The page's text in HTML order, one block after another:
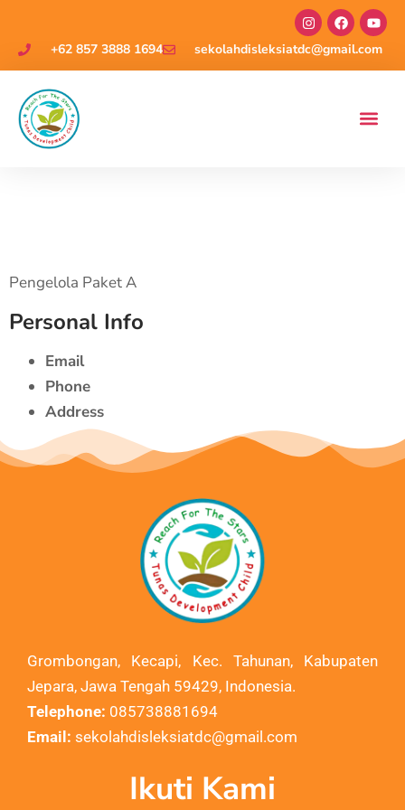
+62 857 3888 1694 sekolahdisleksiatdc@gmail.com
Pengelola Paket A
Personal Info
Email
Phone
Address
Grombongan, Kecapi, Kec. Tahunan, Kabupaten
Jepara, Jawa Tengah 59429, Indonesia.
Telephone: 085738881694
Email: sekolahdisleksiatdc@gmail.com
Ikuti Kami